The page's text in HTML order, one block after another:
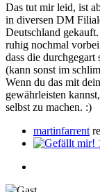
Das tut mir leid, ist
in diversen DM
Deutschland
ruhig nochmal
dass die
(kann sonst im
Wenn du das mit
gewährleisten
selbst zu machen. :)
martinfarrent